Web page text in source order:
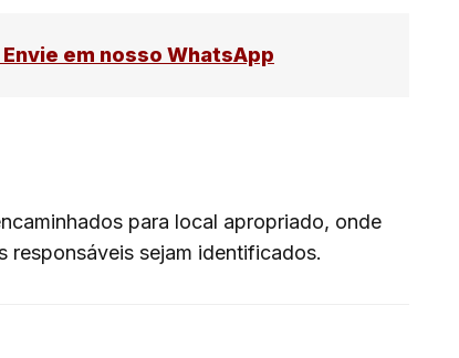
em nosso WhatsApp
para local apropriado, onde
responsáveis sejam identificados.